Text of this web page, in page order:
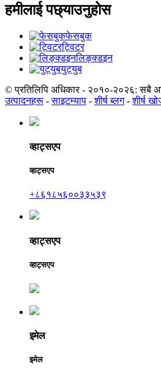
हमीलाई पछ्याउनुहोस
फेसबुक
ट्विटर
लिङ्क्डइन
युट्युब
© प्रतिलिपि अधिकार - २०१०-२०२६: सबै
उत्पादनहरू -साइटम्याप -शीर्ष ब्लग-शीर्ष
व्हाट्सएप
व्हाट्सएप
+८६१८५६००३३५३९
व्हाट्सएप
व्हाट्सएप
इमेल
इमेल